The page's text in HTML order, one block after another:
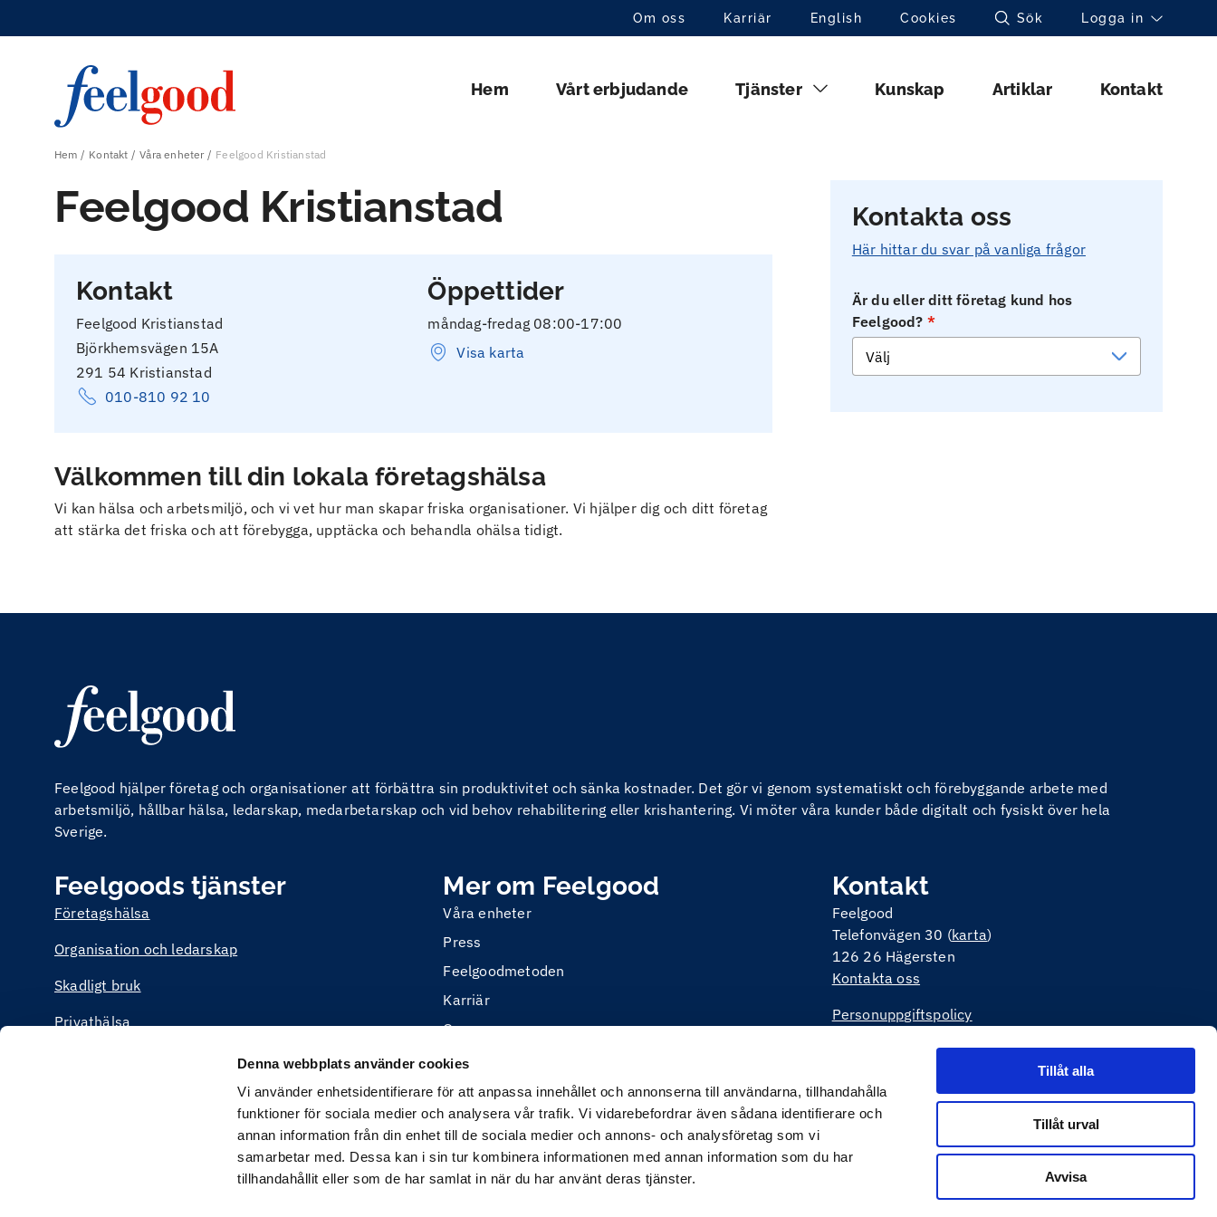
Denna webbplats använder cookies
Vi använder enhetsidentifierare för att anpassa innehållet och annonserna till användarna, tillhandahålla
funktioner för sociala medier och analysera vår trafik. Vi vidarebefordrar även sådana identifierare och
annan information från din enhet till de sociala medier och annons- och analysföretag som vi
samarbetar med. Dessa kan i sin tur kombinera informationen med annan information som du har
tillhandahållit eller som de har samlat in när du har använt deras tjänster.
Tillåt alla
Tillåt urval
Avvisa
Toppnavigation (sv)
Om oss Karriär English Cookies Sök Logga in
Huvudmeny (sv)
Hem Vårt erbjudande Tjänster Kunskap Artiklar Kontakt
Hem Kontakt Våra enheter Feelgood Kristianstad
Feelgood Kristianstad
Kontakt
Feelgood Kristianstad
Björkhemsvägen 15A
291 54 Kristianstad
010-810 92 10
Öppettider
måndag-fredag 08:00-17:00
Visa karta
Välkommen till din lokala företagshälsa
Vi kan hälsa och arbetsmiljö, och vi vet hur man skapar friska organisationer. Vi hjälper dig och ditt företag
att stärka det friska och att förebygga, upptäcka och behandla ohälsa tidigt.
Kontakta oss
Här hittar du svar på vanliga frågor
Är du eller ditt företag kund hos
Feelgood?
Feelgood hjälper företag och organisationer att förbättra sin produktivitet och sänka kostnader. Det gör vi genom systematiskt och förebyggande arbete med
arbetsmiljö, hållbar hälsa, ledarskap, medarbetarskap och vid behov rehabilitering eller krishantering. Vi möter våra kunder både digitalt och fysiskt över hela
Sverige.
Feelgoods tjänster
Företagshälsa
Organisation och ledarskap
Skadligt bruk
Privathälsa
Mer om Feelgood
Våra enheter
Press
Feelgoodmetoden
Karriär
Om oss
Kontakt
Feelgood
Telefonvägen 30 (karta)
126 26 Hägersten
Kontakta oss
Personuppgiftspolicy
Happiness Webbyrå